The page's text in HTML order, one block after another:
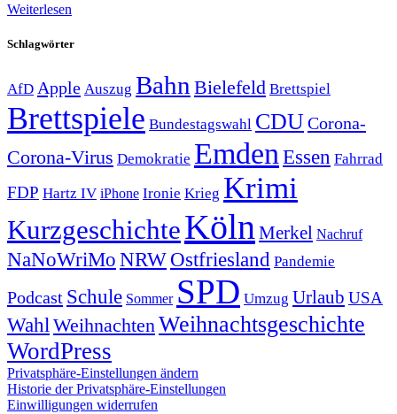
Weiterlesen
Schlagwörter
AfD Apple Auszug Bahn Bielefeld Brettspiel
Brettspiele Bundestagswahl CDUCorona-
Corona-Virus Demokratie Emden Essen Fahrrad
FDP Hartz IV iPhone Ironie Krieg Krimi
KurzgeschichteKölnMerkel Nachruf
NaNoWriMo NRWOstfriesland Pandemie
Podcast Schule Sommer SPD Umzug Urlaub USA
Wahl WeihnachtenWeihnachtsgeschichte
WordPress
Privatsphäre-Einstellungen ändern
Historie der Privatsphäre-Einstellungen
Einwilligungen widerrufen